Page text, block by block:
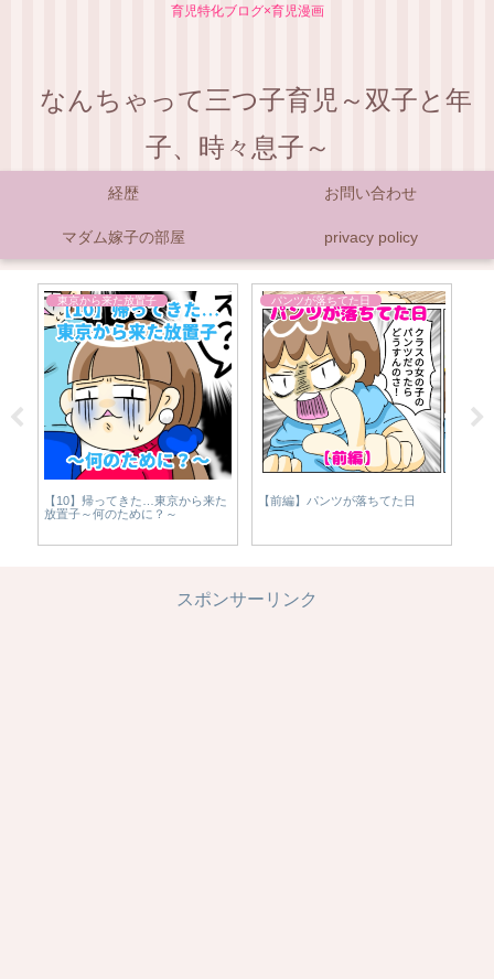
育児特化ブログ×育児漫画
なんちゃって三つ子育児～双子と年
子、時々息子～
経歴 お問い合わせ
マダム嫁子の部屋 privacy policy
東京から来た放置子
【10】帰ってきた…東京から来た
放置子～何のために？～
パンツが落ちてた日
【前編】パンツが落ちてた日
スポンサーリンク